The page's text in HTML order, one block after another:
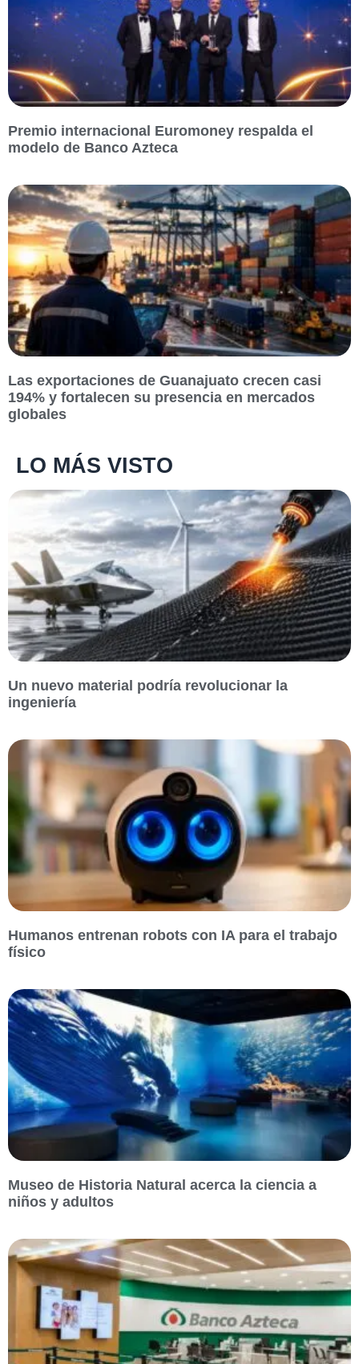
Premio internacional Euromoney respalda el
modelo de Banco Azteca
Las exportaciones de Guanajuato crecen casi
194% y fortalecen su presencia en mercados
globales
LO MÁS VISTO
Un nuevo material podría revolucionar la
ingeniería
Humanos entrenan robots con IA para el trabajo
físico
Museo de Historia Natural acerca la ciencia a
niños y adultos